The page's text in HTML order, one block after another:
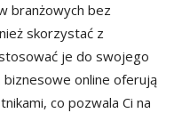
branżowych bez
skorzystać z
je do swojego
online oferują
co pozwala Ci na